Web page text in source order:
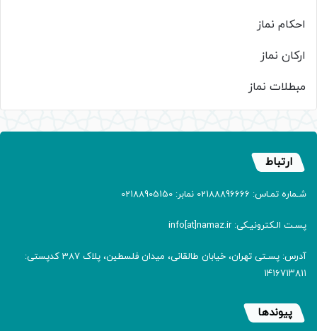
احکام نماز
ارکان نماز
مبطلات نماز
ارتباط
شـماره تمـاس: 02188896666 نمابر: 02188905150
پسـت الـکترونیـکی: info[at]namaz.ir
آدرس: پسـتی تهران، خیابان طالقانی، میدان فلسطین، پلاک 387 کدپستی:
۱۴۱۶۷۱۳۸۱۱
پیوندها